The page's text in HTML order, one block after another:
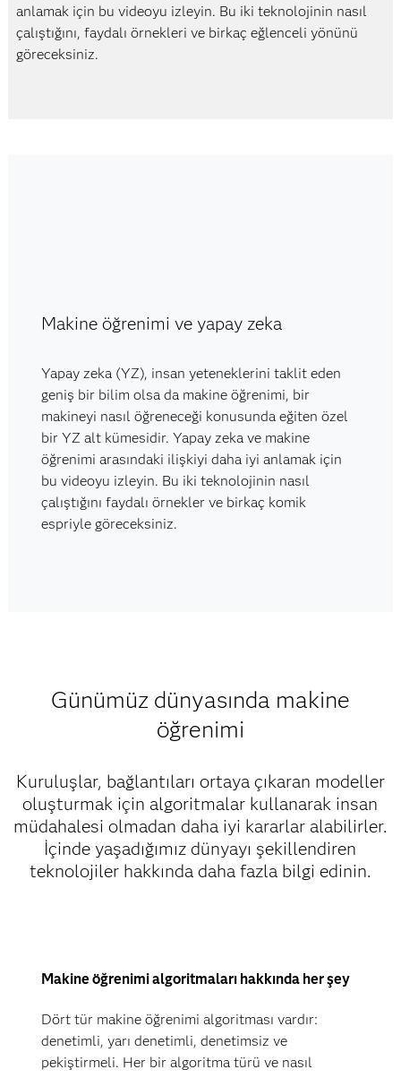
anlamak için bu videoyu izleyin. Bu iki teknolojinin nasıl
çalıştığını, faydalı örnekleri ve birkaç eğlenceli yönünü
göreceksiniz.
Makine öğrenimi ve yapay zeka
Yapay zeka (YZ), insan yeteneklerini taklit eden
geniş bir bilim olsa da makine öğrenimi, bir
makineyi nasıl öğreneceği konusunda eğiten özel
bir YZ alt kümesidir. Yapay zeka ve makine
öğrenimi arasındaki ilişkiyi daha iyi anlamak için
bu videoyu izleyin. Bu iki teknolojinin nasıl
çalıştığını faydalı örnekler ve birkaç komik
espriyle göreceksiniz.
Günümüz dünyasında makine
öğrenimi
Kuruluşlar, bağlantıları ortaya çıkaran modeller
oluşturmak için algoritmalar kullanarak insan
müdahalesi olmadan daha iyi kararlar alabilirler.
İçinde yaşadığımız dünyayı şekillendiren
teknolojiler hakkında daha fazla bilgi edinin.
Makine öğrenimi algoritmaları hakkında her şey
Dört tür makine öğrenimi algoritması vardır:
denetimli, yarı denetimli, denetimsiz ve
pekiştirmeli. Her bir algoritma türü ve nasıl